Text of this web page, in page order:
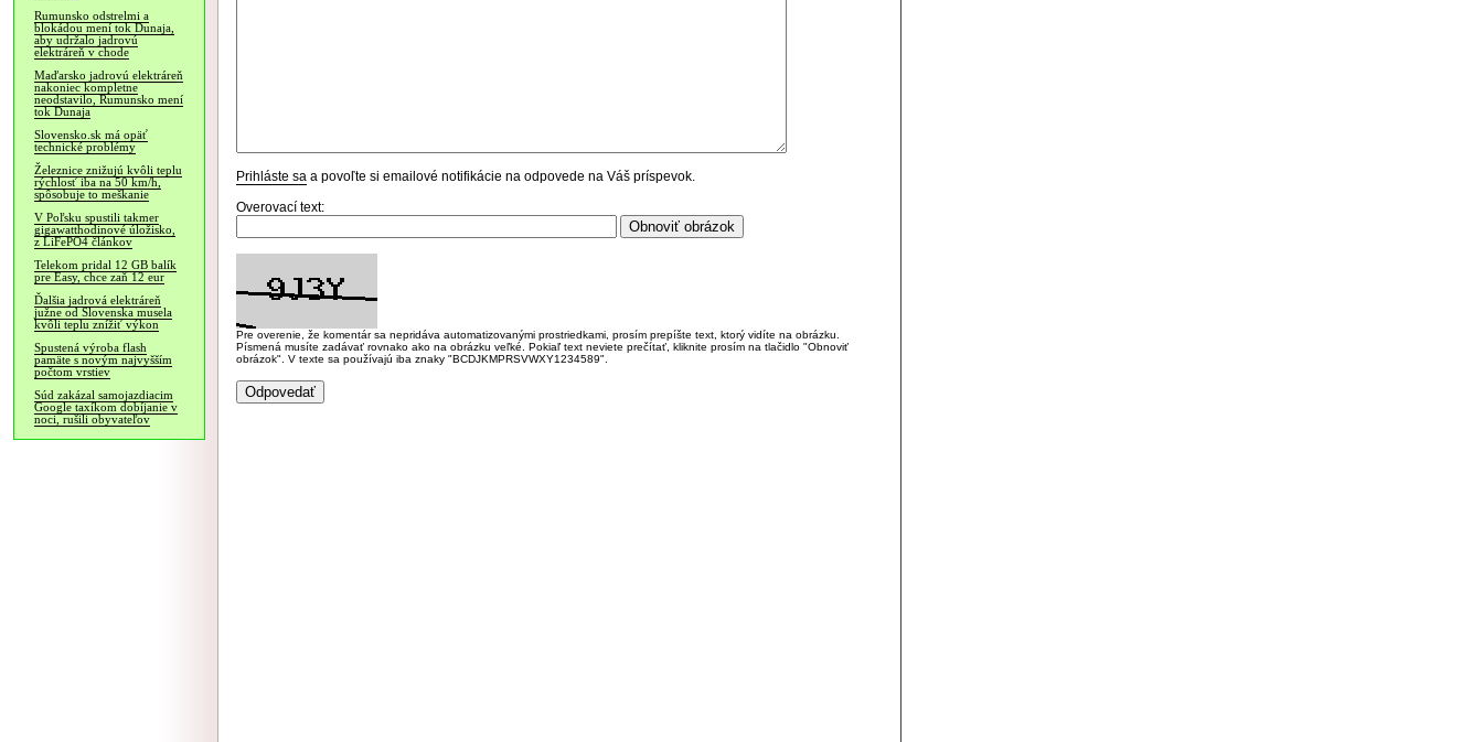
Rumunsko odstrelmi a
blokádou mení tok Dunaja,
aby udržalo jadrovú
elektráreň v chode
Maďarsko jadrovú elektráreň
nakoniec kompletne
neodstavilo, Rumunsko mení
tok Dunaja
Slovensko.sk má opäť
technické problémy
Železnice znižujú kvôli teplu
rýchlosť iba na 50 km/h,
spôsobuje to meškanie
V Poľsku spustili takmer
gigawatthodinové úložisko,
z LiFePO4 článkov
Telekom pridal 12 GB balík
pre Easy, chce zaň 12 eur
Ďalšia jadrová elektráreň
južne od Slovenska musela
kvôli teplu znížiť výkon
Spustená výroba flash
pamäte s novým najvyšším
počtom vrstiev
Súd zakázal samojazdiacim
Google taxíkom dobíjanie v
noci, rušili obyvateľov
Prihláste sa a povoľte si emailové notifikácie na odpovede na Váš príspevok.
Overovací text:
Pre overenie, že komentár sa nepridáva automatizovanými prostriedkami, prosím prepíšte text, ktorý vidíte na obrázku.
Písmená musíte zadávať rovnako ako na obrázku veľké. Pokiaľ text neviete prečítať, kliknite prosím na tlačidlo "Obnoviť
obrázok". V texte sa používajú iba znaky "BCDJKMPRSVWXY1234589".